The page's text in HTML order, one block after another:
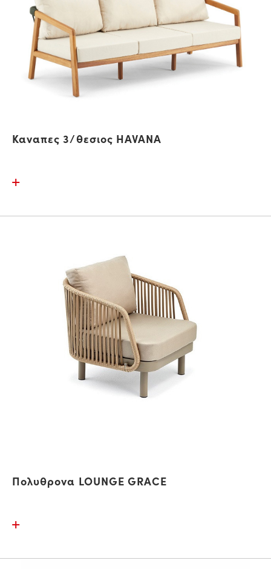
Καναπες 3/θεσιος HAVANA
Πολυθρονα LOUNGE GRACE